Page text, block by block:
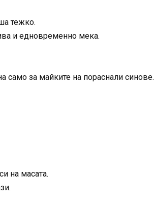
тежко.
и едновременно мека.
само за майките на пораснали синове.
на масата.